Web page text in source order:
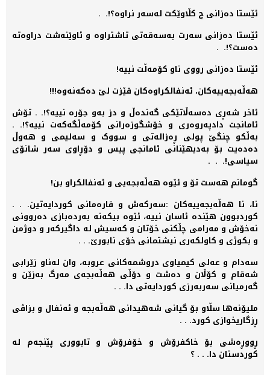
ئێستا دەزانی چ کڵاوێکت لەسەر نراوە؟!. .
ئێستا دەزانی سەرت بەسەقەتی تاشتراوە و ئاوێنەشت دراوەتە
دەست؟!. .
ئێستا دەزانی رووی ناو کۆمەڵت نییە!
ھەڵەبجەییەکان، ئەنفالکراوەکان قێزت لێ دەکەنەوە!!!
ئاخر شەڕی دەسەڵاتێکی گەندەڵ و دز بەو جۆرە نییە؟!. . تۆش
ئامانجت دادپەروەری و خۆشگوزەرانی کۆمەڵگەکەت نییە؟!. .
بەڵکو چنگێ پولی ڕەزالەتی و سووک و سەلیمی و ھەوڵ
دەدەیت بۆ بەدیھێنانی ئامانجی پیس و دۆڕاوی سەر شانۆی
سیاسی!. . .
گومانم ھەست تۆ و ئێوە ھەڵەبجەیی و ئەنفالکراو بن!
نا، نا ھەڵەبجەییەکان :سەرکەش و قارەمانی کوردایەتین. . .
کوردبوون ھێندە ئاسان نییە، ئێوە بیکەنە بەردەبازی دەروونی
نەخۆش و مەرامی چڵکنی خۆتان و کەسیش لە داگیرکەر و دوژمن
و بکوژی و کاولکەری نیشتمانی خۆی نابورێ. . .
سەدام و عەلی کیمیاوی دروشمەکانی عروبە، وان لەناو زێرابی
شەقام و کۆڵان و دەشت و دۆڵی ھەڵەبجەی مەرگ بەزێن و
گەرمیانی سەربەرزی کوردایەتی دا. . .
ملیۆنەھا سڵاو بۆ گیانی شەھیدانی ھەڵەبجە و ئەنفال و بزاڤی
ڕزگاریخوازی کورد. . .
ڕووڕەشی بۆ خاکفرۆش و خۆفرۆش و تابووری پێنجەم لە
کوردستان دا. . . ؟